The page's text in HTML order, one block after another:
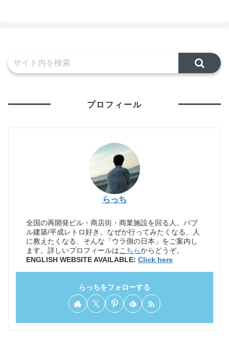
プロフィール
らっち
全国の再開発ビル・商店街・商業施設を回る人。バブ
ル建築/平成レトロ好き。なぜか行ってみたくなる、人
に教えたくなる、そんな「ウラ側の日本」をご案内し
ます。詳しいプロフィールはこちらからどうぞ。
ENGLISH WEBSITE AVAILABLE:Click here
らっちをフォローする